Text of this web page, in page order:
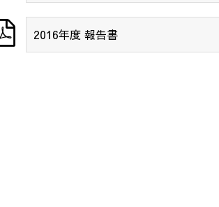
2016年度 報告書